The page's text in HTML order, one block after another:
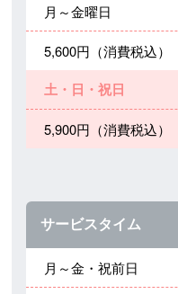
月～金曜日
5,600円（消費税込）
土・日・祝日
5,900円（消費税込）
サービスタイム
月～金・祝前日